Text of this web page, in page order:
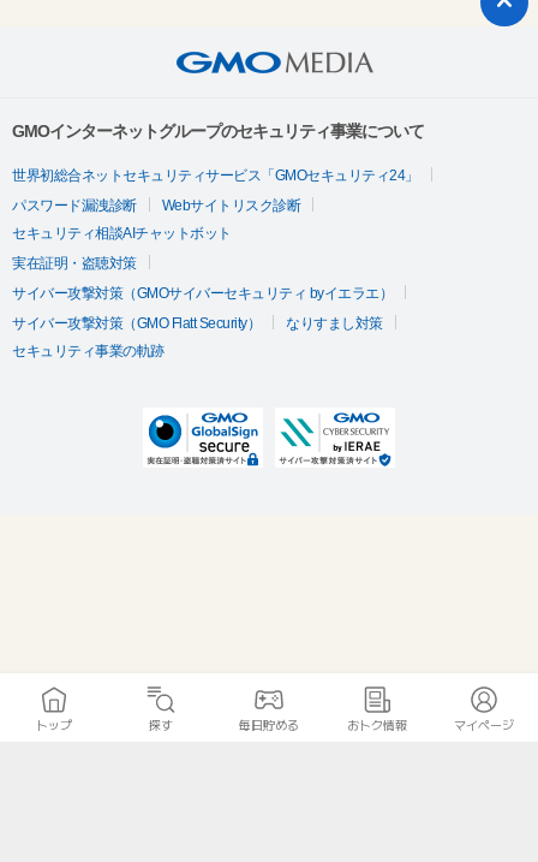
GMOインターネットグループのセキュリティ事業について
世界初総合ネットセキュリティサービス「GMOセキュリティ24」
パスワード漏洩診断
Webサイトリスク診断
セキュリティ相談AIチャットボット
実在証明・盗聴対策
サイバー攻撃対策（GMOサイバーセキュリティ byイエラエ）
サイバー攻撃対策（GMO Flatt Security）
なりすまし対策
セキュリティ事業の軌跡
トップ 探す 毎日貯める おトク情報 マイページ